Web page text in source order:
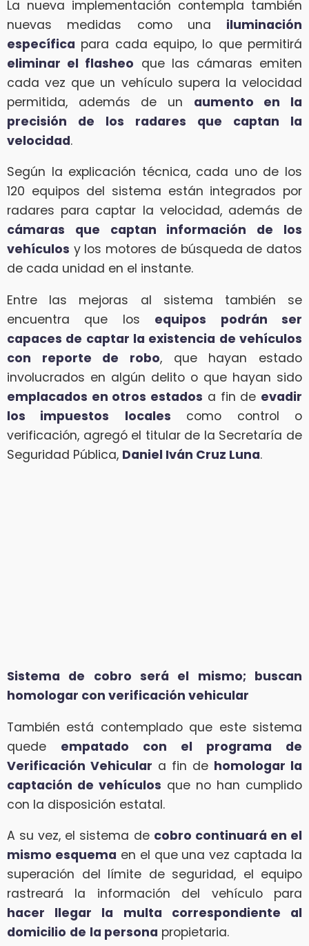
La nueva implementación contempla también
nuevas medidas como una iluminación
específica para cada equipo, lo que permitirá
eliminar el flasheo que las cámaras emiten
cada vez que un vehículo supera la velocidad
permitida, además de un aumento en la
precisión de los radares que captan la
velocidad.
Según la explicación técnica, cada uno de los
120 equipos del sistema están integrados por
radares para captar la velocidad, además de
cámaras que captan información de los
vehículos y los motores de búsqueda de datos
de cada unidad en el instante.
Entre las mejoras al sistema también se
encuentra que los equipos podrán ser
capaces de captar la existencia de vehículos
con reporte de robo, que hayan estado
involucrados en algún delito o que hayan sido
emplacados en otros estados a fin de evadir
los impuestos
locales como control o
verificación, agregó el titular de la Secretaría de
Seguridad Pública, Daniel Iván Cruz Luna.
Sistema de cobro será el mismo; buscan
homologar con verificación vehicular
También está contemplado que este sistema
quede empatado con el programa de
Verificación Vehicular a fin de homologar la
captación de vehículos que no han cumplido
con la disposición estatal.
A su vez, el sistema de cobro continuará en el
mismo esquema en el que una vez captada la
superación del límite de seguridad, el equipo
rastreará la información del vehículo para
hacer llegar la multa correspondiente al
domicilio de la persona propietaria.